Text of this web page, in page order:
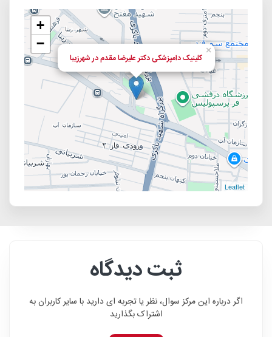
کلینیک دامپزشکی دکتر علیرضا مقدم در شهرزیبا
×
+
−
Leaflet
ثبت دیدگاه
اگر درباره این مرکز سوال، نظر یا تجربه ای دارید با سایر کاربران به
اشتراک بگذارید